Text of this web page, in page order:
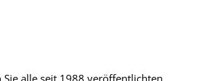
alle seit 1988 veröffentlichten